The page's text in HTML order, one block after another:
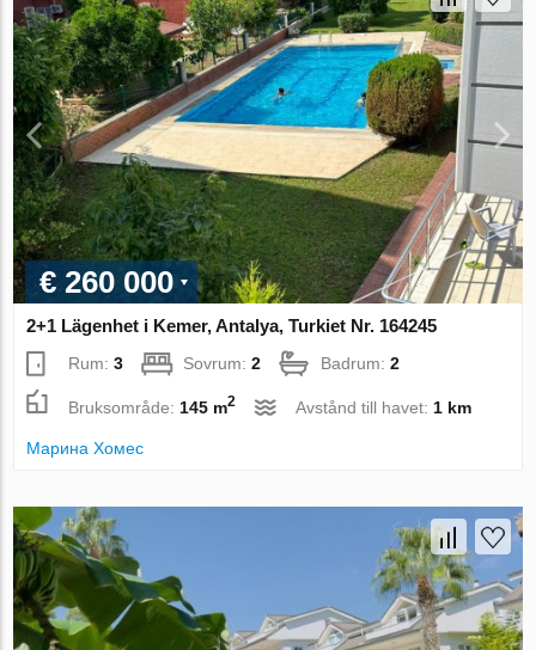
€ 260 000
2+1 Lägenhet i Kemer, Antalya, Turkiet Nr. 164245
Rum:3 Sovrum:2 Badrum:2
Bruksområde: 145 m2 Avstånd till havet: 1 km
Марина Хомес